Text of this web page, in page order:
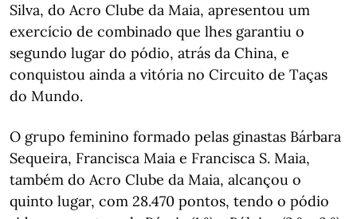
Silva, do Acro Clube da Maia, apresentou um
exercício de combinado que lhes garantiu o
segundo lugar do pódio, atrás da China, e
conquistou ainda a vitória no Circuito de Taças
do Mundo.
O grupo feminino formado pelas ginastas Bárbara
Sequeira, Francisca Maia e Francisca S. Maia,
também do Acro Clube da Maia, alcançou o
quinto lugar, com 28.470 pontos, tendo o pódio